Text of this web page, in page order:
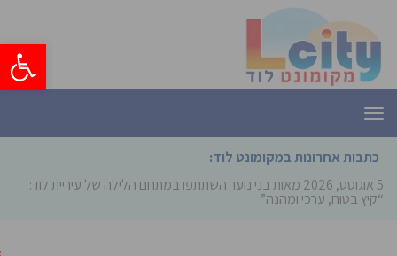
פתח
תפריט
כתבות אחרונות במקומונט לוד:
5 אוגוסט, 2026
מאות בני נוער השתתפו במתחם הלילה של עיריית לוד:
“קיץ בטוח, ערכי ומהנה”